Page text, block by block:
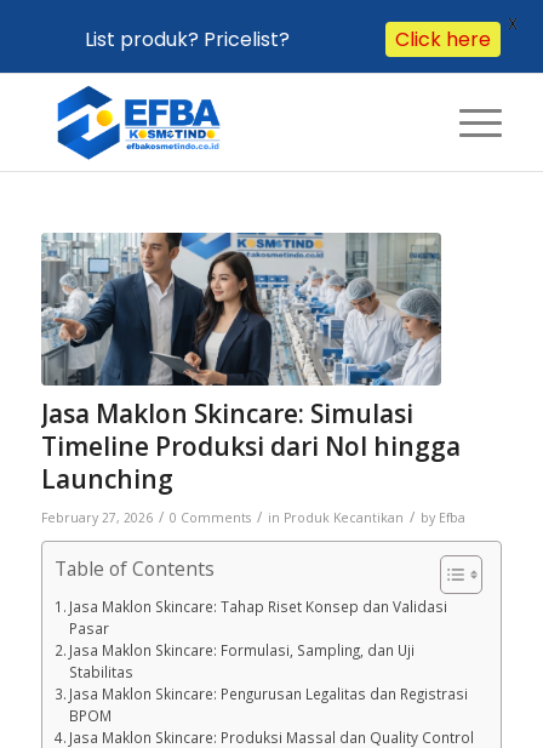
Jasa Maklon Skincare: Simulasi
Timeline Produksi dari Nol hingga
Launching
February 27, 2026 / 0 Comments / in Produk Kecantikan / by Efba
Table of Contents
Jasa Maklon Skincare: Tahap Riset Konsep dan Validasi
Pasar
Jasa Maklon Skincare: Formulasi, Sampling, dan Uji
Stabilitas
Jasa Maklon Skincare: Pengurusan Legalitas dan Registrasi
BPOM
Jasa Maklon Skincare: Produksi Massal dan Quality Control
List produk? Pricelist? Click here
X